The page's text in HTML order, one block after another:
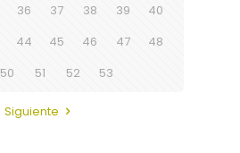
36 37 38 39
40
44 45 46 47
48
50 51 52 53
Siguiente